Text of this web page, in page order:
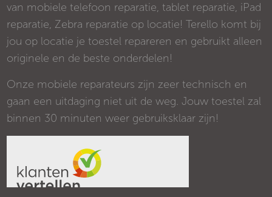
van mobiele telefoon reparatie, tablet reparatie, iPad
reparatie, Zebra reparatie op locatie! Terello komt bij
jou op locatie je toestel repareren en gebruikt alleen
originele en de beste onderdelen!
Onze mobiele reparateurs zijn zeer technisch en
gaan een uitdaging niet uit de weg. Jouw toestel zal
binnen 30 minuten weer gebruiksklaar zijn!